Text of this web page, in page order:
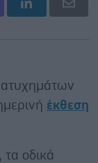
έκθεση
οδικά